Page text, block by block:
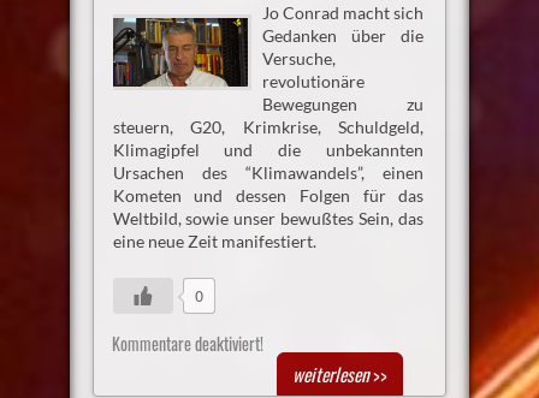
Jo Conrad macht sich
Gedanken über die
Versuche,
revolutionäre
Bewegungen zu
steuern, G20, Krimkrise, Schuldgeld,
Klimagipfel und die unbekannten
Ursachen des “Klimawandels”, einen
Kometen und dessen Folgen für das
Weltbild, sowie unser bewußtes Sein, das
eine neue Zeit manifestiert.
0
Kommentare deaktiviert!
weiterlesen>>